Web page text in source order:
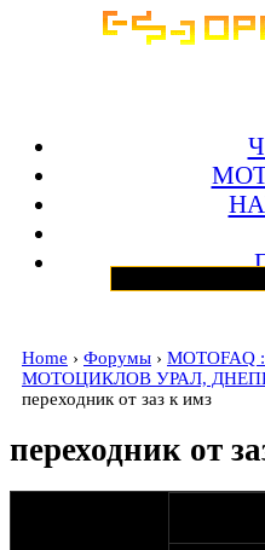
Home › Форумы ›
МОТОЦИКЛОВ УРАЛ,
переходник от заз к имз
переходник от